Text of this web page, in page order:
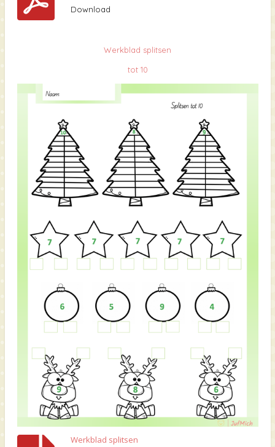
Download
Werkblad splitsen
tot 10
Werkblad splitsen